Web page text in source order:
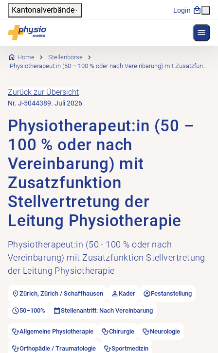
Header
Kantonalverbände Login
Physioswiss
Hauptnavigation
Home
Stellenbörse
Physiotherapeut:in (50 – 100 % oder nach Vereinbarung) mit Zusatzfunktion Stellvertretung der Leitung Physiotherapie
Zurück zur Übersicht
Nr. J-5044389. Juli 2026
Physiotherapeut:in (50 –
100 % oder nach
Vereinbarung) mit
Zusatzfunktion
Stellvertretung der
Leitung Physiotherapie
Physiotherapeut:in (50 - 100 % oder nach
Vereinbarung) mit Zusatzfunktion Stellvertretung
der Leitung Physiotherapie
Zürich, Zürich / Schaffhausen Kader Festanstellung
50–100% Stellenantritt: Nach Vereinbarung
Allgemeine Physiotherapie Chirurgie Neurologie
Orthopädie / Traumatologie Sportmedizin